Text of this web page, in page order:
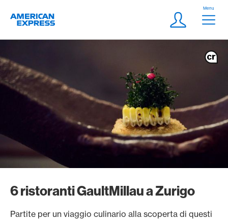
Logo
Meta
Login
Menu
6 ristoranti GaultMillau a Zurigo
Partite per un viaggio culinario alla scoperta di questi